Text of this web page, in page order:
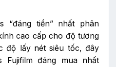
“đáng tiền” nhất phân
cao cấp cho độ tương
độ lấy nét siêu tốc, đây
Fujifilm đáng mua nhất